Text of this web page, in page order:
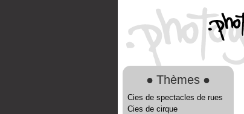
● Thèmes ●
Cies de spectacles de rues
Cies de cirque